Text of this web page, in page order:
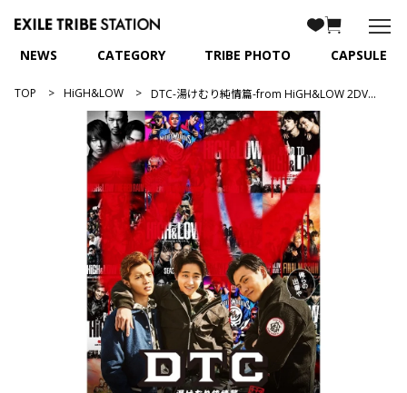
NEWS CATEGORY TRIBE PHOTO CAPSULE
TOP HiGH&LOW DTC-湯けむり純情篇-from HiGH&LOW 2DVD 豪華版